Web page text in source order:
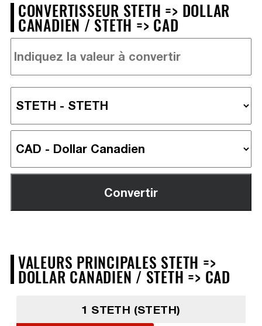
CONVERTISSEUR STETH => DOLLAR
CANADIEN / STETH => CAD
VALEURS PRINCIPALES STETH =>
DOLLAR CANADIEN / STETH => CAD
1 STETH (STETH)